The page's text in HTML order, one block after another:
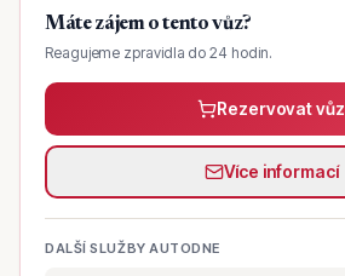
Máte zájem o tento vůz?
Reagujeme zpravidla do 24 hodin.
Rezervovat vůz
Více informací
DALŠÍ SLUŽBY AUTODNE